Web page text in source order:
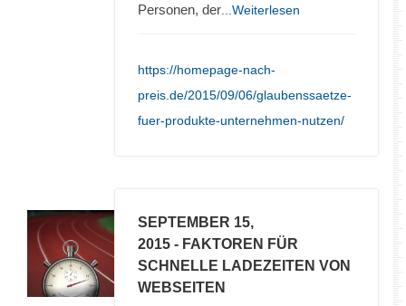
Personen, der ...Weiterlesen
https://homepage-nach-
preis.de/2015/09/06/glaubenssaetze-
fuer-produkte-unternehmen-nutzen/
SEPTEMBER 15,
2015 - FAKTOREN FÜR
SCHNELLE LADEZEITEN VON
WEBSEITEN